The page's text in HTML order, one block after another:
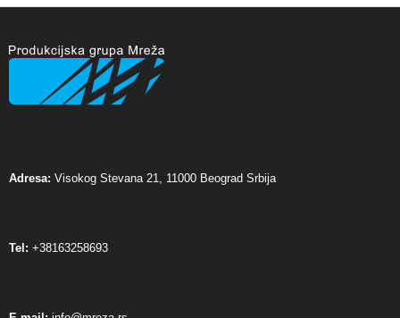
Adresa: Visokog Stevana 21, 11000 Beograd Srbija
Tel: +38163258693